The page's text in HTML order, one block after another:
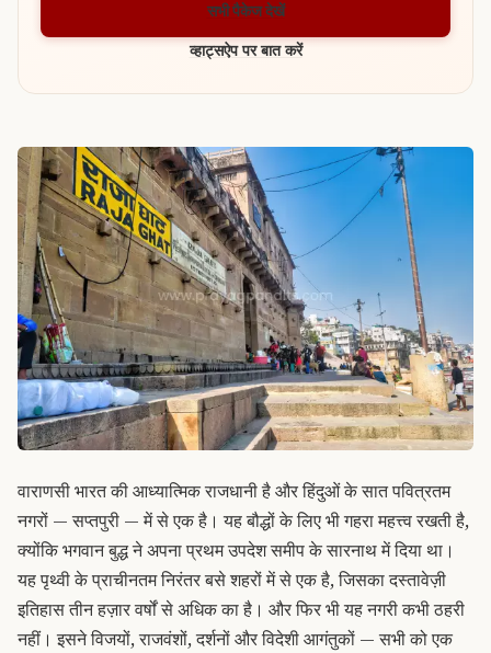
सभी पैकेज देखें
व्हाट्सऐप पर बात करें
वाराणसी भारत की आध्यात्मिक राजधानी है और हिंदुओं के सात पवित्रतम
नगरों — सप्तपुरी — में से एक है। यह बौद्धों के लिए भी गहरा महत्त्व रखती है,
क्योंकि भगवान बुद्ध ने अपना प्रथम उपदेश समीप के सारनाथ में दिया था।
यह पृथ्वी के प्राचीनतम निरंतर बसे शहरों में से एक है, जिसका दस्तावेज़ी
इतिहास तीन हज़ार वर्षों से अधिक का है। और फिर भी यह नगरी कभी ठहरी
नहीं। इसने विजयों, राजवंशों, दर्शनों और विदेशी आगंतुकों — सभी को एक